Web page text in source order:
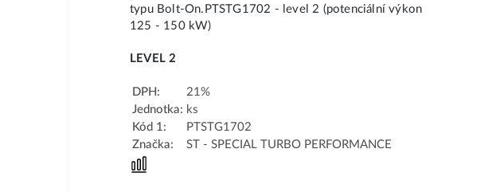
typu Bolt-On.PTSTG1702 - level 2 (potenciální výkon
125 - 150 kW)
LEVEL 2
DPH:
21%
Jednotka: ks
Kód 1:
PTSTG1702
Značka:
ST - SPECIAL TURBO PERFORMANCE